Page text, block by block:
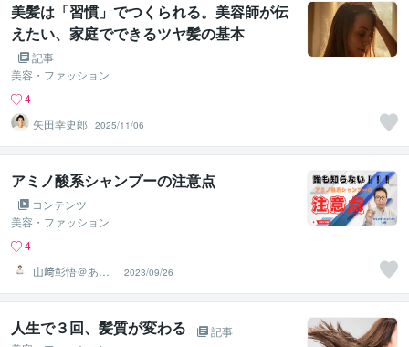
美髪は「習慣」でつくられる。美容師が伝
えたい、家庭でできるツヤ髪の基本
記事
美容・ファッション
4
矢田幸史郎
2025/11/06
アミノ酸系シャンプーの注意点
コンテンツ
美容・ファッション
4
山﨑彰悟＠あな
たの頭髪のお悩
み解決美容師
2023/09/26
人生で３回、髪質が変わる
記事